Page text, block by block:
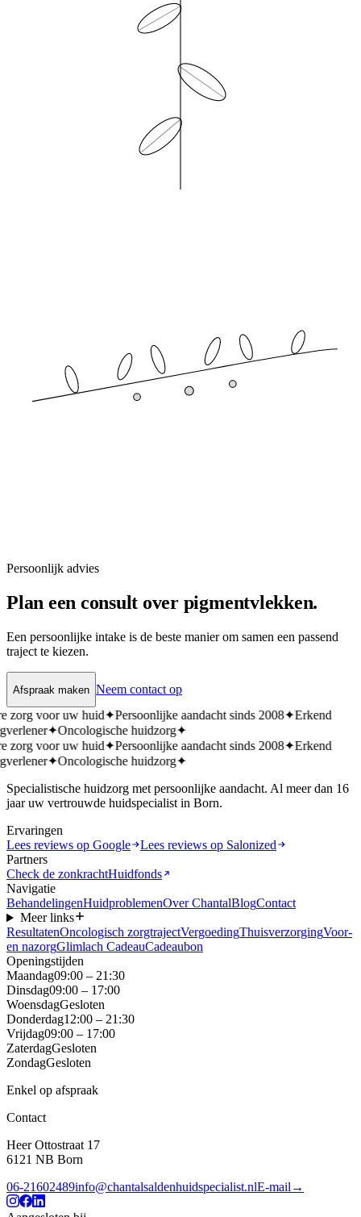
Persoonlijk advies
Plan een consult over pigmentvlekken.
Een persoonlijke intake is de beste manier om samen een passend
traject te kiezen.
Afspraak maken Neem contact op
zorg voor uw huid✦Persoonlijke aandacht sinds 2008✦Erkend
✦Oncologische huidzorg✦
zorg voor uw huid✦Persoonlijke aandacht sinds 2008✦Erkend
✦Oncologische huidzorg✦
Specialistische huidzorg met persoonlijke aandacht. Al meer dan 16
jaar uw vertrouwde huidspecialist in Born.
Ervaringen
Lees reviews op Google
Lees reviews op Salonized
Partners
Check de zonkrachtHuidfonds
Navigatie
BehandelingenHuidproblemenOver ChantalBlogContact
Meer links
ResultatenOncologisch zorgtrajectVergoedingThuisverzorgingVoor-
en nazorgGlimlach CadeauCadeaubon
Openingstijden
Maandag09:00 – 21:30
Dinsdag09:00 – 17:00
WoensdagGesloten
Donderdag12:00 – 21:30
Vrijdag09:00 – 17:00
ZaterdagGesloten
ZondagGesloten
Enkel op afspraak
Contact
Heer Ottostraat 17
6121 NB Born
06-21602489info@chantalsaldenhuidspecialist.nlE-mail →